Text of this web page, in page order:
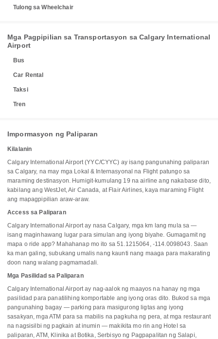
Tulong sa Wheelchair
Mga Pagpipilian sa Transportasyon sa Calgary International
Airport
Bus
Car Rental
Taksi
Tren
Impormasyon ng Paliparan
Kilalanin
Calgary International Airport (YYC/CYYC) ay isang pangunahing paliparan
sa Calgary, na may mga Lokal & Internasyonal na Flight patungo sa
maraming destinasyon. Humigit-kumulang 19 na airline ang nakabase dito,
kabilang ang WestJet, Air Canada, at Flair Airlines, kaya maraming Flight
ang mapagpipilian araw-araw.
Access sa Paliparan
Calgary International Airport ay nasa Calgary, mga km lang mula sa —
isang maginhawang lugar para simulan ang iyong biyahe. Gumagamit ng
mapa o ride app? Mahahanap mo ito sa 51.1215064, -114.0098043. Saan
ka man galing, subukang umalis nang kaunti nang maaga para makarating
doon nang walang pagmamadali.
Mga Pasilidad sa Paliparan
Calgary International Airport ay nag-aalok ng maayos na hanay ng mga
pasilidad para panatilihing komportable ang iyong oras dito. Bukod sa mga
pangunahing bagay — parking para masigurong ligtas ang iyong
sasakyan, mga ATM para sa mabilis na pagkuha ng pera, at mga restaurant
na nagsisilbi ng pagkain at inumin — makikita mo rin ang Hotel sa
paliparan, ATM, Klinika at Botika, Serbisyo ng Pagpapalitan ng Salapi,